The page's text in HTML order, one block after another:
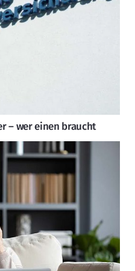
– wer einen braucht